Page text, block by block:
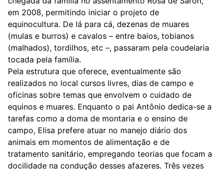
em 2008, permitindo iniciar o projeto de
equinocultura. De lá para cá, dezenas de muares
(mulas e burros) e cavalos – entre baios, tobianos
(malhados), tordilhos, etc –, passaram pela coudelaria
tocada pela família.
Pela estrutura que oferece, eventualmente são
realizados no local cursos livres, dias de campo e
oficinas sobre temas que envolvem o cuidado de
equinos e muares. Enquanto o pai Antônio dedica-se a
tarefas como a doma de montaria e o ensino de
campo, Elisa prefere atuar no manejo diário dos
animais em momentos de alimentação e de
tratamento sanitário, empregando teorias que focam a
docilidade na condução desses afazeres. Três vezes